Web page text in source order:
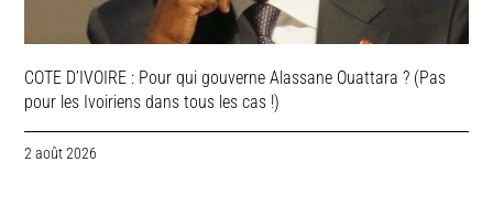
COTE D’IVOIRE : Pour qui gouverne Alassane Ouattara ? (Pas
pour les Ivoiriens dans tous les cas !)
2 août 2026